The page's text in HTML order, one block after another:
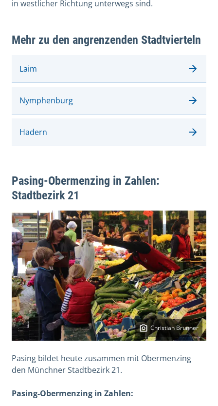
in westlicher Richtung unterwegs sind.
Mehr zu den angrenzenden Stadtvierteln
Laim
Nymphenburg
Hadern
Pasing-Obermenzing in Zahlen:
Stadtbezirk 21
Christian Brunner
Pasing bildet heute zusammen mit Obermenzing
den Münchner Stadtbezirk 21.
Pasing-Obermenzing in Zahlen: